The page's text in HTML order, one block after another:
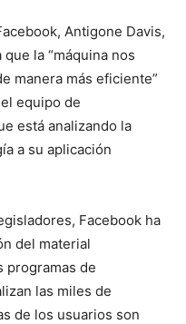
Antigone Davis,
la “máquina nos
manera más eficiente”
equipo de
está analizando la
a su aplicación
Facebook ha
del material
programas de
las miles de
de los usuarios son